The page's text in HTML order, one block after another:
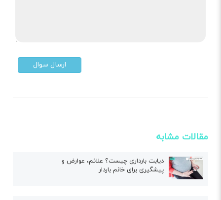
ارسال سوال
مقالات مشابه
دیابت بارداری چیست؟ علائم، عوارض و
پیشگیری برای خانم باردار